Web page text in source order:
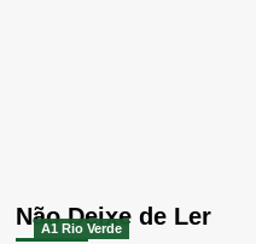
Não Deixe de Ler
A1 Rio Verde